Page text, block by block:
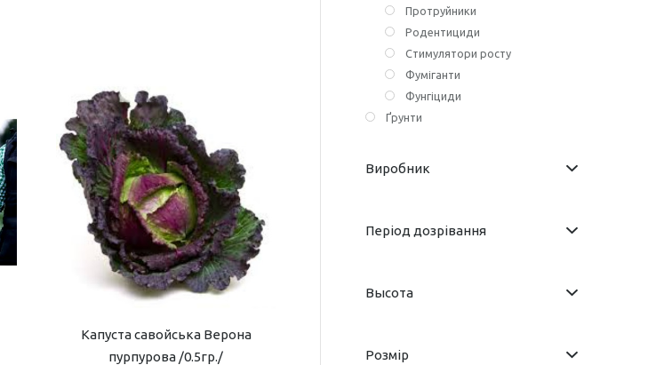
Капуста савойська Верона
пурпурова /0.5гр./
Протруйники
Родентициди
Стимулятори росту
Фуміганти
Фунгіциди
Ґрунти
Виробник
Період дозрівання
Высота
Розмір